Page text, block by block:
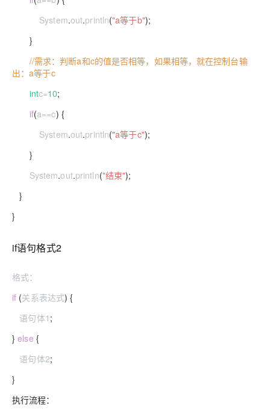
System.out.println("a等于b");
}
//需求：判断a和c的值是否相等，如果相等，就在控制台输
出：a等于c
intc=10;
if(a==c) {
System.out.println("a等于c");
}
System.out.println("结束");
}
}
if语句格式2
格式：
if (关系表达式) {
语句体1 ;
}else {
语句体2;
}
执行流程：